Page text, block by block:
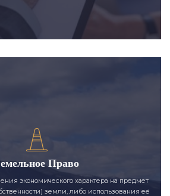
Право
экономического характера на предмет
земли, либо использования её